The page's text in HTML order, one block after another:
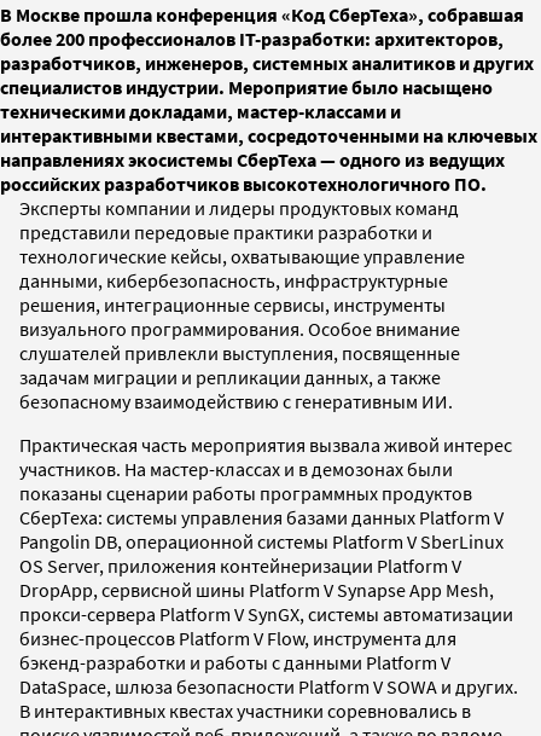
В Москве прошла конференция «Код СберТеха», собравшая
более 200 профессионалов IТ-разработки: архитекторов,
разработчиков, инженеров, системных аналитиков и других
специалистов индустрии. Мероприятие было насыщено
техническими докладами, мастер-классами и
интерактивными квестами, сосредоточенными на ключевых
направлениях экосистемы СберТеха — одного из ведущих
российских разработчиков высокотехнологичного ПО.
Эксперты компании и лидеры продуктовых команд
представили передовые практики разработки и
технологические кейсы, охватывающие управление
данными, кибербезопасность, инфраструктурные
решения, интеграционные сервисы, инструменты
визуального программирования. Особое внимание
слушателей привлекли выступления, посвященные
задачам миграции и репликации данных, а также
безопасному взаимодействию с генеративным ИИ.
Практическая часть мероприятия вызвала живой интерес
участников. На мастер-классах и в демозонах были
показаны сценарии работы программных продуктов
СберТеха: системы управления базами данных Platform V
Pangolin DB, операционной системы Platform V SberLinux
OS Server, приложения контейнеризации Platform V
DropApp, сервисной шины Platform V Synapse App Mesh,
прокси-сервера Platform V SynGX, системы автоматизации
бизнес-процессов Platform V Flow, инструмента для
бэкенд-разработки и работы с данными Platform V
DataSpace, шлюза безопасности Platform V SOWA и других.
В интерактивных квестах участники соревновались в